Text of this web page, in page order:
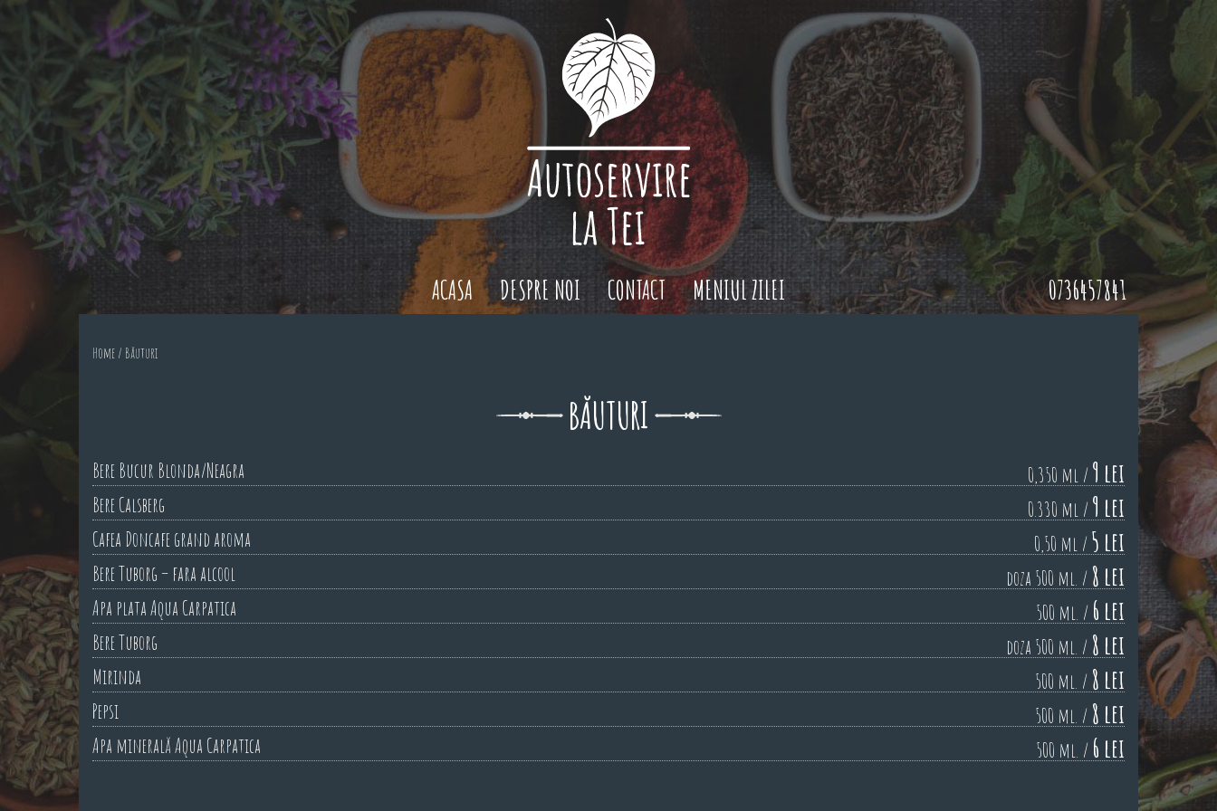
ACASA DESPRE NOI CONTACT MENIUL ZILEI 0736457841
Home / Băuturi
BĂUTURI
Bere Bucur Blonda/Neagra 0,350 ml / 9 lei
Bere Calsberg 0.330 ml / 9 lei
Cafea Doncafe grand aroma 0,50 ml / 5 lei
Bere Tuborg – fara alcool doza 500 ml. / 8 lei
Apa plata Aqua Carpatica 500 ml. / 6 lei
Bere Tuborg doza 500 ml. / 8 lei
Mirinda 500 ml. / 8 lei
Pepsi 500 ml. / 8 lei
Apa minerală Aqua Carpatica 500 ml. / 6 lei